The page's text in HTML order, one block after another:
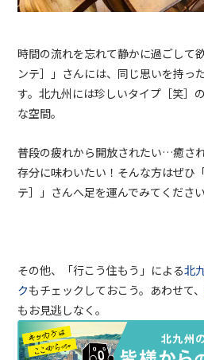
時間の流れを忘れて静かに過ごして
ンテ］」さんには、同じ思いを持っ
す。北九州には珍しいタイプ［笑］
な空間。
普段の疲れから開放されたい…癒さ
存分に味わいたい！そんな方はぜひ
テ］」さんへ足を運んでみてください
その他、「行こう住もう」による北
クもチェックしておこう。あわせて
もお見逃しなく。